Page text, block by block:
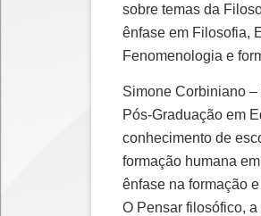
sobre temas da
ênfase em Filosofia,
Fenomenologia e
Simone Corbiniano
Pós-Graduação em
conhecimento de
formação humana
ênfase na formação
O Pensar filosófico,